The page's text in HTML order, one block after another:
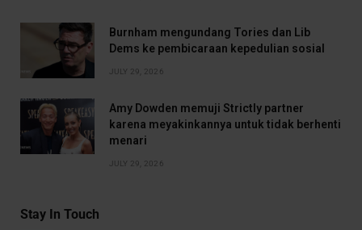
Burnham mengundang Tories dan Lib
Dems ke pembicaraan kepedulian sosial
JULY 29, 2026
Amy Dowden memuji Strictly partner
karena meyakinkannya untuk tidak berhenti
menari
JULY 29, 2026
Stay In Touch